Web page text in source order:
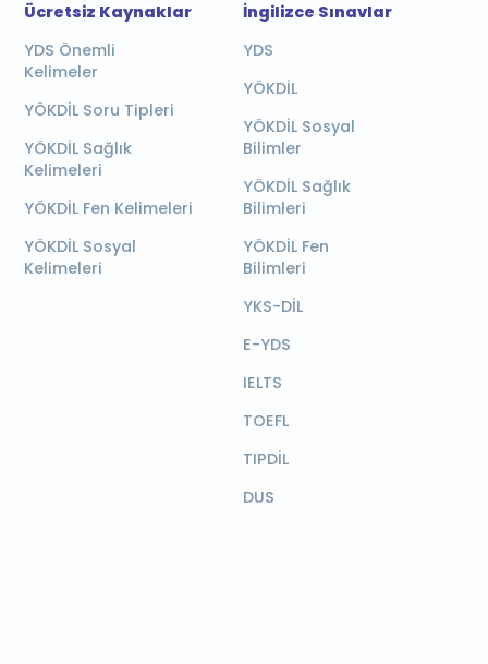
Ücretsiz Kaynaklar
YDS Önemli
Kelimeler
YÖKDİL Soru Tipleri
YÖKDİL Sağlık
Kelimeleri
YÖKDİL Fen Kelimeleri
YÖKDİL Sosyal
Kelimeleri
İngilizce Sınavlar
YDS
YÖKDİL
YÖKDİL Sosyal
Bilimler
YÖKDİL Sağlık
Bilimleri
YÖKDİL Fen
Bilimleri
YKS-DİL
E-YDS
IELTS
TOEFL
TIPDİL
DUS